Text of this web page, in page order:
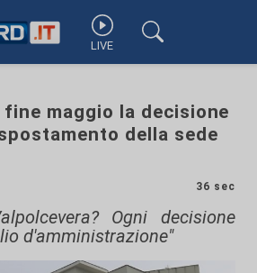
LIVE
maggio la decisione
della sede
36 sec
Ogni decisione
d'amministrazione"